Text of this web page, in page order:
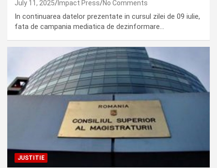
July 11, 2025 Impact Press No Comments
In continuarea datelor prezentate in cursul zilei de 09 iulie,
fata de campania mediatica de dezinformare…
JUSTITIE